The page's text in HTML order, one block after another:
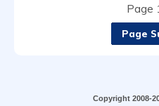
Page
Page
Copyright 2008-